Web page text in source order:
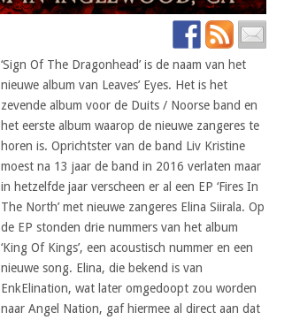
‘Sign Of The Dragonhead’ is de naam van het
nieuwe album van Leaves’ Eyes. Het is het
zevende album voor de Duits / Noorse band en
het eerste album waarop de nieuwe zangeres te
horen is. Oprichtster van de band Liv Kristine
moest na 13 jaar de band in 2016 verlaten maar
in hetzelfde jaar verscheen er al een EP ‘Fires In
The North’ met nieuwe zangeres Elina Siirala. Op
de EP stonden drie nummers van het album
‘King Of Kings’, een acoustisch nummer en een
nieuwe song. Elina, die bekend is van
EnkElination, wat later omgedoopt zou worden
naar Angel Nation, gaf hiermee al direct aan dat